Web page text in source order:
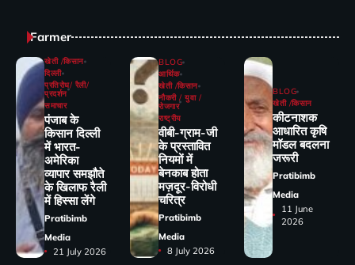
Farmer
खेती /किसान
दिल्ली
प्रतिरोध/ रैली/
प्रदर्शन
समाचार
पंजाब के
किसान दिल्ली
में भारत-
अमेरिका
व्यापार समझौते
के खिलाफ रैली
में हिस्सा लेंगे
Pratibimb
Media
21 July 2026
BLOG
आर्थिक
खेती /किसान
नौकरी / युवा /
रोजगार
राष्ट्रीय
वीबी-ग्राम-जी
के प्रस्तावित
नियमों में
बेनकाब होता
मज़दूर-विरोधी
चरित्र
Pratibimb
Media
8 July 2026
BLOG
खेती /किसान
कीटनाशक
आधारित कृषि
मॉडल बदलना
जरूरी
Pratibimb
Media
11 June
2026